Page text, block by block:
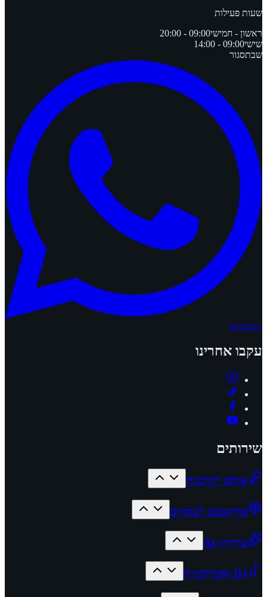
שעות פעילות
ראשון - חמישי09:00 - 20:00
שישי09:00 - 14:00
שבתסגור
וואטסאפ
עקבו אחרינו
שירותים
אולפן הקלטות
פודקאסט לעסקים
שירותי AI
DJ ואטרקציות